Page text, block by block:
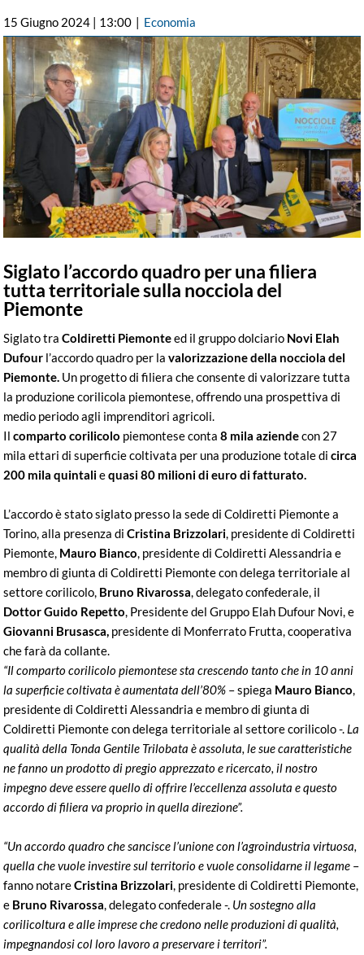
15 Giugno 2024 | 13:00 | Economia
Ingrandisci
immagine
Siglato l’accordo quadro per una filiera
tutta territoriale sulla nocciola del
Piemonte
Siglato traColdiretti Piemonteed il gruppo dolciario Novi Elah
Dufour l’accordo quadro per lavalorizzazione della nocciola del
Piemonte. Un progetto di filiera che consente di valorizzare tutta
la produzione corilicola piemontese, offrendo una prospettiva di
medio periodo agli imprenditori agricoli.
Ilcomparto corilicolo piemontese conta8 mila aziendecon 27
mila ettari di superficie coltivata per una produzione totale dicirca
200 mila quintaliequasi 80 milioni di euro di fatturato.
L’accordo è stato siglato presso la sede di Coldiretti Piemonte a
Torino, alla presenza diCristina Brizzolari , presidente di Coldiretti
Piemonte, Mauro Bianco , presidente di Coldiretti Alessandria e
membro di giunta di Coldiretti Piemonte con delega territoriale al
settore corilicolo, Bruno Rivarossa , delegato confederale, il
Dottor Guido Repetto , Presidente del Gruppo Elah Dufour Novi, e
Giovanni Brusasca, presidente di Monferrato Frutta, cooperativa
che farà da collante.
“Il comparto corilicolo piemontese sta crescendo tanto che in 10 anni
la superficie coltivata è aumentata dell’80% – spiega Mauro Bianco
presidente di Coldiretti Alessandria e membro di giunta di
Coldiretti Piemonte con delega territoriale al settore corilicolo -. La
qualità della Tonda Gentile Trilobata è assoluta, le sue caratteristiche
ne fanno un prodotto di pregio apprezzato e ricercato, il nostro
impegno deve essere quello di offrire l’eccellenza assoluta e questo
accordo di filiera va proprio in quella direzione”.
“Un accordo quadro che sancisce l’unione con l’agroindustria virtuosa,
quella che vuole investire sul territorio e vuole consolidarne il legame –
fanno notareCristina Brizzolari , presidente di Coldiretti Piemonte,
e Bruno Rivarossa , delegato confederale -. Un sostegno alla
corilicoltura e alle imprese che credono nelle produzioni di qualità,
impegnandosi col loro lavoro a preservare i territori”.